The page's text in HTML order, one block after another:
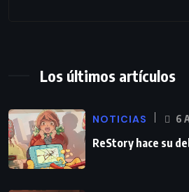
Los últimos artículos
NOTICIAS 6
ReStory hace su